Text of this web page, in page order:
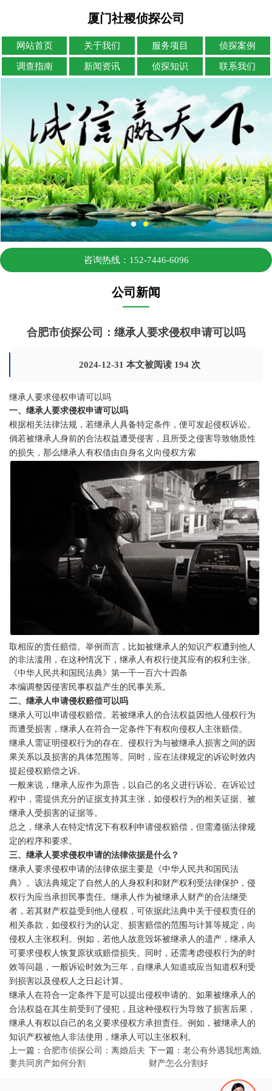
厦门社稷侦探公司
网站首页 关于我们 服务项目 侦探案例
调查指南 新闻资讯 侦探知识 联系我们
咨询热线：152-7446-6096
公司新闻
合肥市侦探公司：继承人要求侵权申请可以吗
2024-12-31 本文被阅读 194 次
继承人要求侵权申请可以吗
一、继承人要求侵权申请可以吗
根据相关法律法规，若继承人具备特定条件，便可发起侵权诉讼。
倘若被继承人身前的合法权益遭受侵害，且所受之侵害导致物质性
的损失，那么继承人有权借由自身名义向侵权方索
取相应的责任赔偿。举例而言，比如被继承人的知识产权遭到他人
的非法滥用，在这种情况下，继承人有权行使其应有的权利主张。
《中华人民共和国民法典》第一千一百六十四条
本编调整因侵害民事权益产生的民事关系。
二、继承人申请侵权赔偿可以吗
继承人可以申请侵权赔偿。若被继承人的合法权益因他人侵权行为
而遭受损害，继承人在符合一定条件下有权向侵权人主张赔偿。
继承人需证明侵权行为的存在、侵权行为与被继承人损害之间的因
果关系以及损害的具体范围等。同时，应在法律规定的诉讼时效内
提起侵权赔偿之诉。
一般来说，继承人应作为原告，以自己的名义进行诉讼。在诉讼过
程中，需提供充分的证据支持其主张，如侵权行为的相关证据、被
继承人受损害的证据等。
总之，继承人在特定情况下有权利申请侵权赔偿，但需遵循法律规
定的程序和要求。
三、继承人要求侵权申请的法律依据是什么？
继承人要求侵权申请的法律依据主要是《中华人民共和国民法
典》。该法典规定了自然人的人身权利和财产权利受法律保护，侵
权行为应当承担民事责任。继承人作为被继承人财产的合法继受
者，若其财产权益受到他人侵权，可依据此法典中关于侵权责任的
相关条款，如侵权行为的认定、损害赔偿的范围与计算等规定，向
侵权人主张权利。例如，若他人故意毁坏被继承人的遗产，继承人
可要求侵权人恢复原状或赔偿损失。同时，还需考虑侵权行为的时
效等问题，一般诉讼时效为三年，自继承人知道或应当知道权利受
到损害以及侵权人之日起计算。
继承人在符合一定条件下是可以提出侵权申请的。如果被继承人的
合法权益在其生前受到了侵犯，且这种侵权行为导致了损害后果，
继承人有权以自己的名义要求侵权方承担责任。例如，被继承人的
知识产权被他人非法使用，继承人可以主张权利。
上一篇： 合肥市侦探公司：离婚后夫
妻共同房产如何分割
下一篇： 老公有外遇我想离婚,
财产怎么分割好